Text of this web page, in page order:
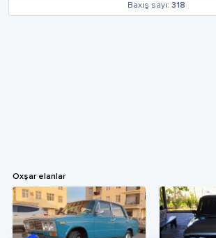
Baxış sayı: 318
Oxşar elanlar